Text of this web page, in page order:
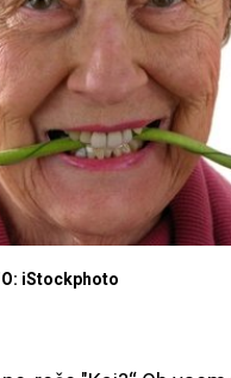
iStockphoto